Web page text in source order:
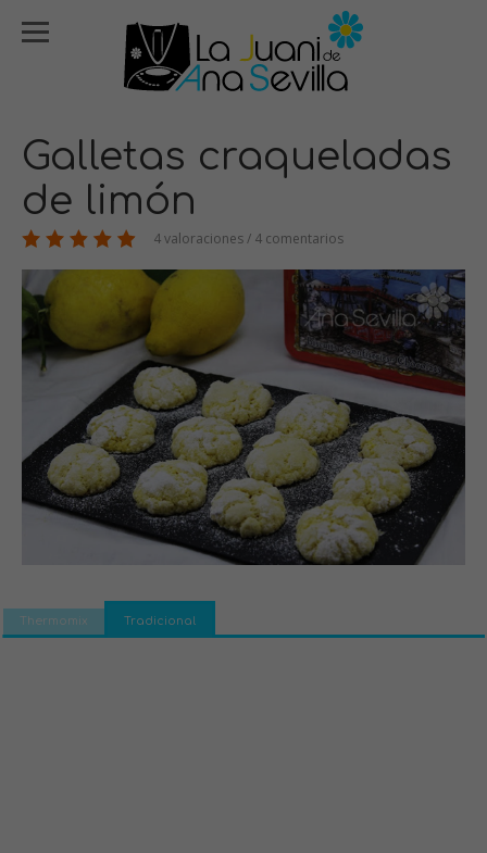
Galletas craqueladas
de limón
4 valoraciones / 4 comentarios
Thermomix Tradicional